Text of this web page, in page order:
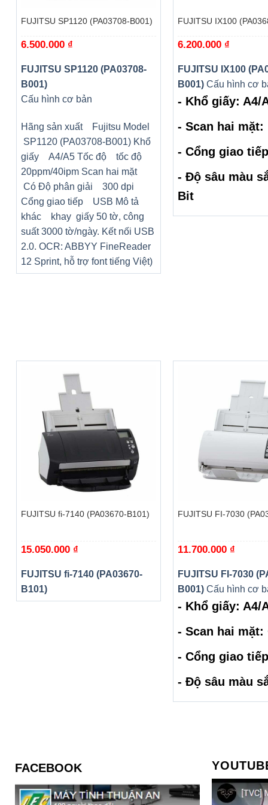
FUJITSU SP1120 (PA03708-B001)
6.500.000 ₫
FUJITSU SP1120 (PA03708-
B001)
Cấu hình cơ bản
Hãng sản xuất Fujitsu Model
SP1120 (PA03708-B001) Khổ
giấy A4/A5 Tốc độ tốc độ
20ppm/40ipm Scan hai mặt
Có Độ phân giải 300 dpi
Cổng giao tiếp USB Mô tả
khác khay giấy 50 tờ, công
suất 3000 tờ/ngày. Kết nối USB
2.0. OCR: ABBYY FineReader
12 Sprint, hỗ trợ font tiếng Việt)
FUJITSU IX100
6.200.000 ₫
FUJITSU IX100
B001)Cấu hình cơ
- Khổ giấy: A4/
- Scan hai mặt:
- Cổng giao
- Độ sâu màu
Bit
FUJITSU fi-7140 (PA03670-B101)
15.050.000 ₫
FUJITSU fi-7140 (PA03670-
B101)
FUJITSU FI-7030
11.700.000 ₫
FUJITSU FI-7030
B001)Cấu hình cơ
- Khổ giấy: A4/
- Scan hai mặt:
- Cổng giao
- Độ sâu màu
FACEBOOK